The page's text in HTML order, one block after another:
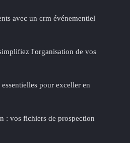
avec un crm événementiel
l'organisation de vos
pour exceller en
: vos fichiers de prospection